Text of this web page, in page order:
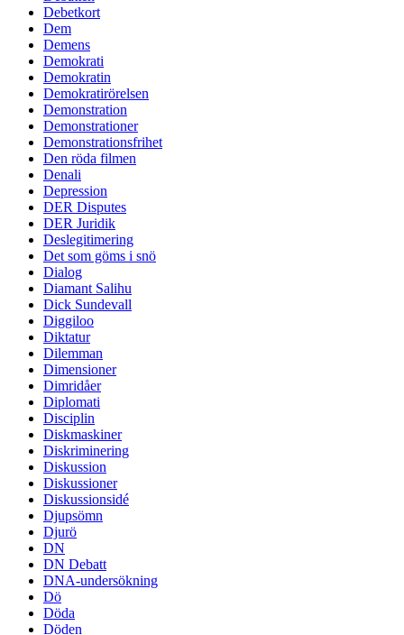
Debetkort
Dem
Demens
Demokrati
Demokratin
Demokratirörelsen
Demonstration
Demonstrationer
Demonstrationsfrihet
Den röda filmen
Denali
Depression
DER Disputes
DER Juridik
Deslegitimering
Det som göms i snö
Dialog
Diamant Salihu
Dick Sundevall
Diggiloo
Diktatur
Dilemman
Dimensioner
Dimridåer
Diplomati
Disciplin
Diskmaskiner
Diskriminering
Diskussion
Diskussioner
Diskussionsidé
Djupsömn
Djurö
DN
DN Debatt
DNA-undersökning
Dö
Döda
Döden